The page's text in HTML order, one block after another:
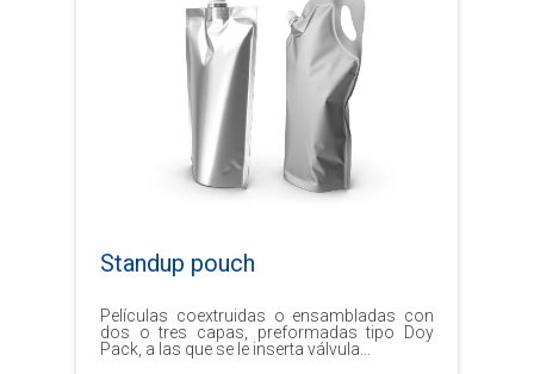
Standup pouch
Películas coextruidas o ensambladas con
dos o tres capas, preformadas tipo Doy
Pack, a las que se le inserta válvula...